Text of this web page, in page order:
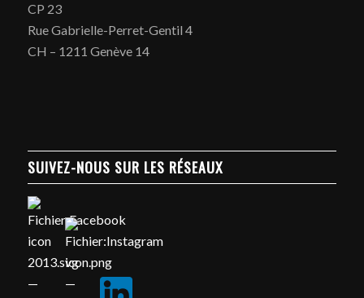
CP 23
Rue Gabrielle-Perret-Gentil 4
CH – 1211 Genève 14
SUIVEZ-NOUS SUR LES RÉSEAUX